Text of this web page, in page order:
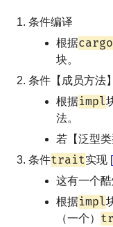
条件编译
根据
块。
条件【成员方法
根据impl
法。
若【泛型
条件trait实现
这有一个
根据impl
（一个）